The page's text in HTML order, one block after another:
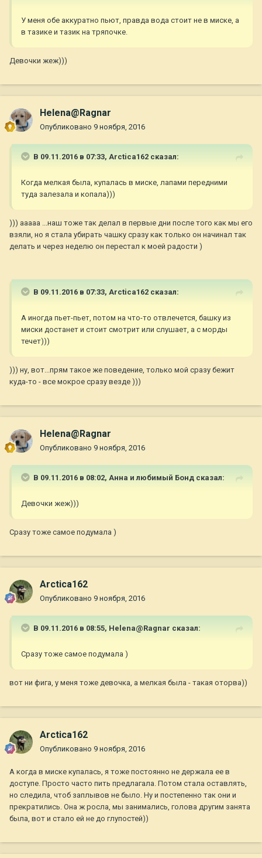
У меня обе аккуратно пьют, правда вода стоит не в миске, а
в тазике и тазик на тряпочке.
Девочки жеж)))
Helena@Ragnar
Опубликовано 9 ноября, 2016
В 09.11.2016 в 07:33, Arctica162 сказал:
Когда мелкая была, купалась в миске, лапами передними
туда залезала и копала)))
))) ааааа ...наш тоже так делал в первые дни после того как мы его
взяли, но я стала убирать чашку сразу как только он начинал так
делать и через неделю он перестал к моей радости )
В 09.11.2016 в 07:33, Arctica162 сказал:
А иногда пьет-пьет, потом на что-то отвлечется, башку из
миски достанет и стоит смотрит или слушает, а с морды
течет)))
))) ну, вот...прям такое же поведение, только мой сразу бежит
куда-то - все мокрое сразу везде )))
Helena@Ragnar
Опубликовано 9 ноября, 2016
В 09.11.2016 в 08:02, Анна и любимый Бонд сказал:
Девочки жеж)))
Сразу тоже самое подумала )
Arctica162
Опубликовано 9 ноября, 2016
В 09.11.2016 в 08:55, Helena@Ragnar сказал:
Сразу тоже самое подумала )
вот ни фига, у меня тоже девочка, а мелкая была - такая оторва))
Arctica162
Опубликовано 9 ноября, 2016
А когда в миске купалась, я тоже постоянно не держала ее в
доступе. Просто часто пить предлагала. Потом стала оставлять,
но следила, чтоб заплывов не было. Ну и постепенно так они и
прекратились. Она ж росла, мы занимались, голова другим занята
была, вот и стало ей не до глупостей))